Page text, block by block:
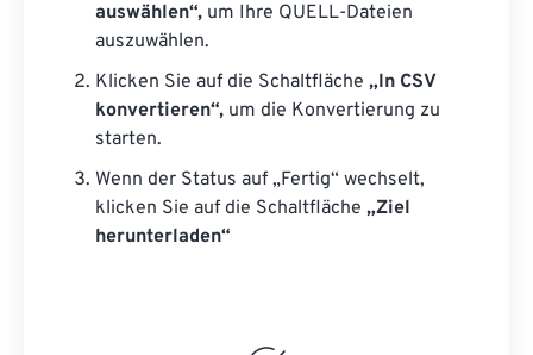
auswählen“, um Ihre QUELL-Dateien
auszuwählen.
Klicken Sie auf die Schaltfläche „In CSV
konvertieren“, um die Konvertierung zu
starten.
Wenn der Status auf „Fertig“ wechselt,
klicken Sie auf die Schaltfläche „Ziel
herunterladen“